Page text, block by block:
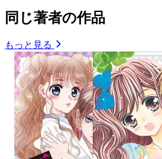
同じ著者の作品
もっと見る